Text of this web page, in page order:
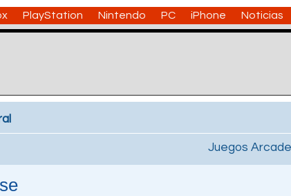
PlayStation Nintendo PC iPhone Noticias
Juegos Arcade